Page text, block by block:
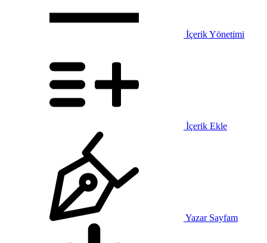
İçerik Yönetimi
İçerik Ekle
Yazar Sayfam